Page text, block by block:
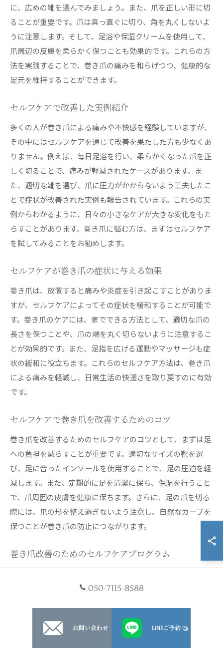
に、広めの靴を選んでみましょう。また、爪を正しい形に切
ることが重要です。爪は真っ直ぐに切り、角を丸くしないよ
うに注意します。そして、足浴や保湿クリームを使用して、
爪周辺の皮膚を柔らかく保つことも効果的です。これらの方
法を実践することで、巻き爪の痛みを和らげつつ、健康的な
足元を維持することができます。
セルフケアで改善した実例紹介
多くの人が巻き爪による痛みや不快感を経験していますが、
その中にはセルフケアを通じて改善を果たした方も少なくあ
りません。例えば、毎日足浴を行い、柔らかくなった爪を正
しく切ることで、痛みが軽減されたケースがあります。ま
た、適切な靴を選び、爪に圧力がかからないよう工夫したこ
とで症状が改善された実例も報告されています。これらの実
例からわかるように、日々の小さなケアが大きな変化をもた
らすことがあります。巻き爪に悩む方は、まずはセルフケア
を試してみることをお勧めします。
セルフケアが巻き爪の症状に与える効果
巻き爪は、放置すると痛みや炎症を引き起こすことがありま
すが、セルフケアによってその症状を緩和することが可能で
す。巻き爪のケアには、家でできる方法として、適切な爪の
長さを保つことや、爪の端を丸く切らないように注意するこ
とが効果的です。また、足指を広げる運動やマッサージも症
状の緩和に役立ちます。これらのセルフケア方法は、巻き爪
による痛みを軽減し、日常生活の快適さを取り戻すのに有効
です。
セルフケアで巻き爪を改善するためのコツ
巻き爪を改善するためのセルフケアのコツとして、まずは足
への負担を減らすことが重要です。適切なサイズの靴を選
び、足に合ったインソールを使用することで、足の圧迫を軽
減します。また、定期的に足を清潔に保ち、保湿を行うこと
で、爪周囲の皮膚を健康に保ちます。さらに、足の爪を切る
際には、爪の形を整え過ぎないよう注意し、自然なカーブを
保つことが巻き爪の防止につながります。
巻き爪改善のためのセルフケアプログラム
症状を軽減することです。まず、足の爪を適切な長さに保つ
注意しましょう。また、入浴後の柔らかくなった状態で、爪
の根元を軽くマッサージすると血行が良くなり、健康な爪の
050-7115-8588
お問い合わせ LINEご予約